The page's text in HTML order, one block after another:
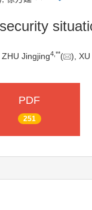
, ZHU Jingjing4 **( ),
PDF
251